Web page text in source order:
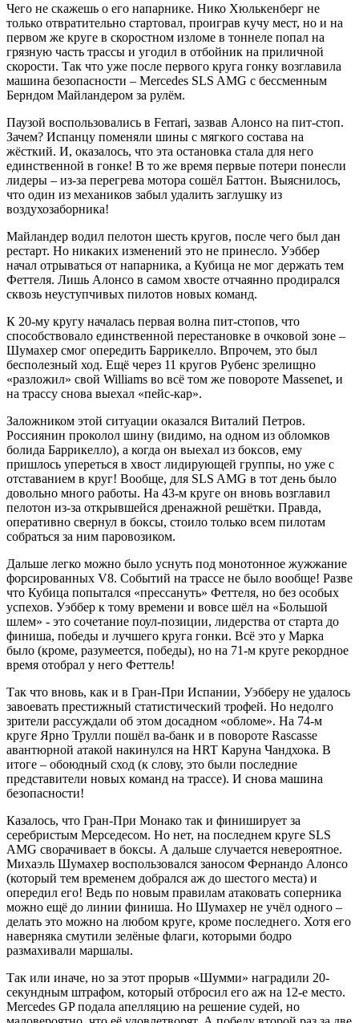
Чего не скажешь о его напарнике. Нико Хюлькенберг не
только отвратительно стартовал, проиграв кучу мест, но и на
первом же круге в скоростном изломе в тоннеле попал на
грязную часть трассы и угодил в отбойник на приличной
скорости. Так что уже после первого круга гонку возглавила
машина безопасности – Mercedes SLS AMG с бессменным
Берндом Майландером за рулём.
Паузой воспользовались в Ferrari, зазвав Алонсо на пит-стоп.
Зачем? Испанцу поменяли шины с мягкого состава на
жёсткий. И, оказалось, что эта остановка стала для него
единственной в гонке! В то же время первые потери понесли
лидеры – из-за перегрева мотора сошёл Баттон. Выяснилось,
что один из механиков забыл удалить заглушку из
воздухозаборника!
Майландер водил пелотон шесть кругов, после чего был дан
рестарт. Но никаких изменений это не принесло. Уэббер
начал отрываться от напарника, а Кубица не мог держать тем
Феттеля. Лишь Алонсо в самом хвосте отчаянно продирался
сквозь неуступчивых пилотов новых команд.
К 20-му кругу началась первая волна пит-стопов, что
способствовало единственной перестановке в очковой зоне –
Шумахер смог опередить Баррикелло. Впрочем, это был
бесполезный ход. Ещё через 11 кругов Рубенс зрелищно
«разложил» свой Williams во всё том же повороте Massenet, и
на трассу снова выехал «пейс-кар».
Заложником этой ситуации оказался Виталий Петров.
Россиянин проколол шину (видимо, на одном из обломков
болида Баррикелло), а когда он выехал из боксов, ему
пришлось упереться в хвост лидирующей группы, но уже с
отставанием в круг! Вообще, для SLS AMG в тот день было
довольно много работы. На 43-м круге он вновь возглавил
пелотон из-за открывшейся дренажной решётки. Правда,
оперативно свернул в боксы, стоило только всем пилотам
собраться за ним паровозиком.
Дальше легко можно было уснуть под монотонное жужжание
форсированных V8. Событий на трассе не было вообще! Разве
что Кубица попытался «прессануть» Феттеля, но без особых
успехов. Уэббер к тому времени и вовсе шёл на «Большой
шлем» - это сочетание поул-позиции, лидерства от старта до
финиша, победы и лучшего круга гонки. Всё это у Марка
было (кроме, разумеется, победы), но на 71-м круге рекордное
время отобрал у него Феттель!
Так что вновь, как и в Гран-При Испании, Уэбберу не удалось
завоевать престижный статистический трофей. Но недолго
зрители рассуждали об этом досадном «обломе». На 74-м
круге Ярно Трулли пошёл ва-банк и в повороте Rascasse
авантюрной атакой накинулся на HRT Каруна Чандхока. В
итоге – обоюдный сход (к слову, это были последние
представители новых команд на трассе). И снова машина
безопасности!
Казалось, что Гран-При Монако так и финиширует за
серебристым Мерседесом. Но нет, на последнем круге SLS
AMG сворачивает в боксы. А дальше случается невероятное.
Михаэль Шумахер воспользовался заносом Фернандо Алонсо
(который тем временем добрался аж до шестого места) и
опередил его! Ведь по новым правилам атаковать соперника
можно ещё до линии финиша. Но Шумахер не учёл одного –
делать это можно на любом круге, кроме последнего. Хотя его
наверняка смутили зелёные флаги, которыми бодро
размахивали маршалы.
Так или иначе, но за этот прорыв «Шумми» наградили 20-
секундным штрафом, который отбросил его аж на 12-е место.
Mercedes GP подала апелляцию на решение судей, но